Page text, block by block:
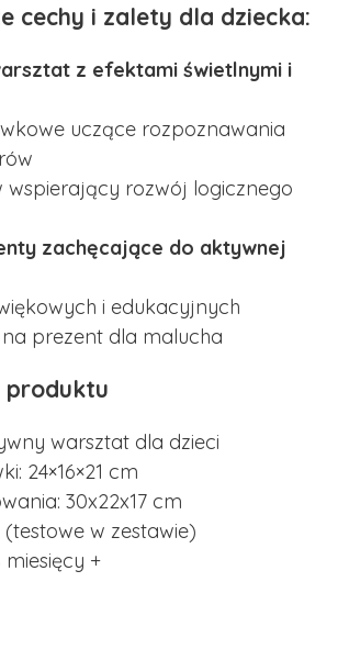
cechy i zalety dla dziecka:
z efektami świetlnymi i
uczące rozpoznawania
wspierający rozwój logicznego
zachęcające do aktywnej
i edukacyjnych
prezent dla malucha
produktu
warsztat dla dzieci
24×16×21 cm
30x22x17 cm
(testowe w zestawie)
miesięcy +